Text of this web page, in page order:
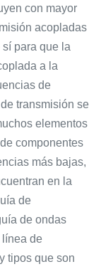
con mayor
acopladas
para que la
a la
de
transmisión se
elementos
componentes
más bajas,
en la
de
de ondas
línea de
tipos que son